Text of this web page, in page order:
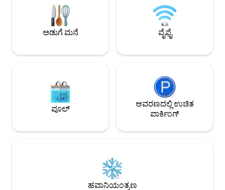
ಕುಂಬಾರಿಕೆ ಮಗ್‌ಗಳೊಂದಿಗೆ ಮುಖ್ಯಸ್ಥರ ಅಡುಗೆಮನೆ!
ಅತ್ಯಂತ ಆರಾಮದಾಯಕ ಹಾಸಿಗೆಗಳು, 600+ ಥ್ರೆಡ್
ಸಿಟಿ. ಕಾಟನ್ ಲಿನೆನ್‌ಗಳು. ವಿನಂತಿಯ ಮೇರೆಗೆ ಪೂರಕ
"ಚಿಕನ್ ಅನುಭವ".
ಕ್ಯಾಬಿನ್ ಬಳಕೆಗೆ ಮಾತ್ರ ಔಟೌಸ್.
ಹಾಕುವಂತಿಲ್ಲ - ಬೆಂಕಿ
50 ನಿಮಿಷ-ವಿಸ್ಟ್ಲರ್
ಅಡುಗೆ ಮನೆ ವೈಫೈ
ಪೂಲ್
ಆವರಣದಲ್ಲಿ ಉಚಿತ
ಪಾರ್ಕಿಂಗ್
ಹವಾನಿಯಂತ್ರಣ